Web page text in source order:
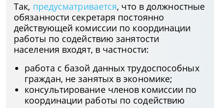
Так, предусматривается, что в должностные
обязанности секретаря постоянно
действующей комиссии по координации
работы по содействию занятости
населения входят, в частности:
работа с базой данных трудоспособных
граждан, не занятых в экономике;
консультирование членов комиссии по
координации работы по содействию